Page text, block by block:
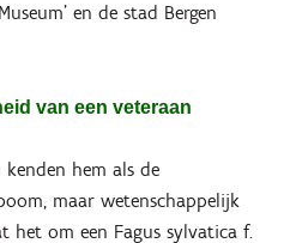
en de stad Bergen
van een veteraan
kenden hem als de
maar wetenschappelijk
het om een Fagus sylvatica f.